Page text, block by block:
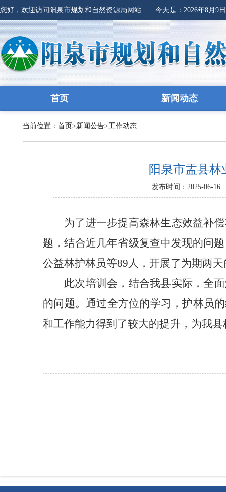
您好，欢迎访问阳泉市规划和自然资源局网站 今天是： 2026年8月9
首页 新闻动态
当前位置： 首页>新闻公告>工作动态
阳泉市盂县林
发布时间：2025-06-16
为了进一步提高森林生态效益补
题，结合近几年省级复查中发现的问
公益林护林员等89人，开展了为期两
此次培训会，结合我县实际，全
的问题。通过全方位的学习，护林员
和工作能力得到了较大的提升，为我